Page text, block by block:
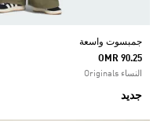
جمبسوت واسعة
OMR 90.25
النساء Originals
جديد